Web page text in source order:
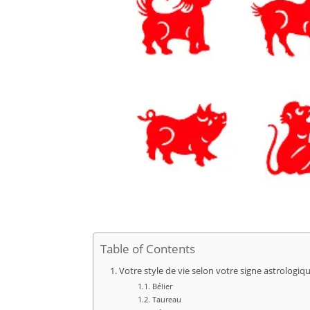
Table of Contents
Votre style de vie selon votre signe
Bélier
Taureau